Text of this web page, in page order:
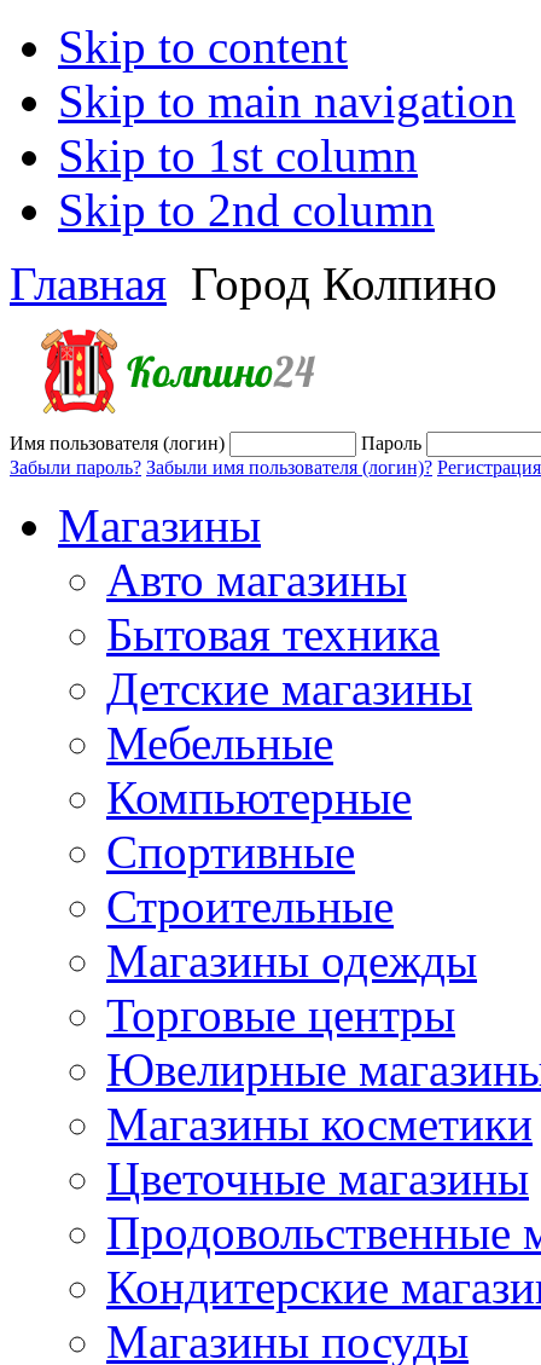
Skip to content
Skip to main navigation
Skip to 1st column
Skip to 2nd column
Главная Город Колпино
Имя пользователя (логин)
Пароль
Забыли пароль? Забыли имя пользователя (логин)? Регистрация
Магазины
Авто магазины
Бытовая техника
Детские магазины
Мебельные
Компьютерные
Спортивные
Строительные
Магазины одежды
Торговые центры
Ювелирные
Магазины косметики
Цветочные магазины
Продовольственные
Кондитерские
Магазины посуды